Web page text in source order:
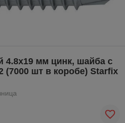
4.8х19 мм цинк, шайба с
(7000 шт в коробе) Starfix